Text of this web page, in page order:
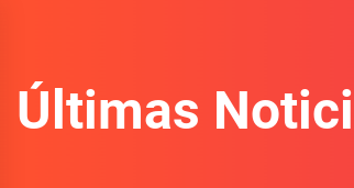
content
Últimas